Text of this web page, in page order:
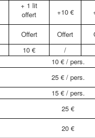
+ 1 lit
offert
+10 €
Offert Offert
10 €
/
10 € / pers.
25 € / pers.
15 € / pers.
25 €
20 €